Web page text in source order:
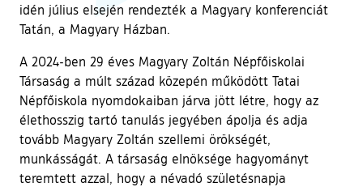
idén július elsején rendezték a Magyary konferenciát
Tatán, a Magyary Házban.
A 2024-ben 29 éves Magyary Zoltán Népfőiskolai
Társaság a múlt század közepén működött Tatai
Népfőiskola nyomdokaiban járva jött létre, hogy az
élethosszig tartó tanulás jegyében ápolja és adja
tovább Magyary Zoltán szellemi örökségét,
munkásságát. A társaság elnöksége hagyományt
teremtett azzal, hogy a névadó születésnapja